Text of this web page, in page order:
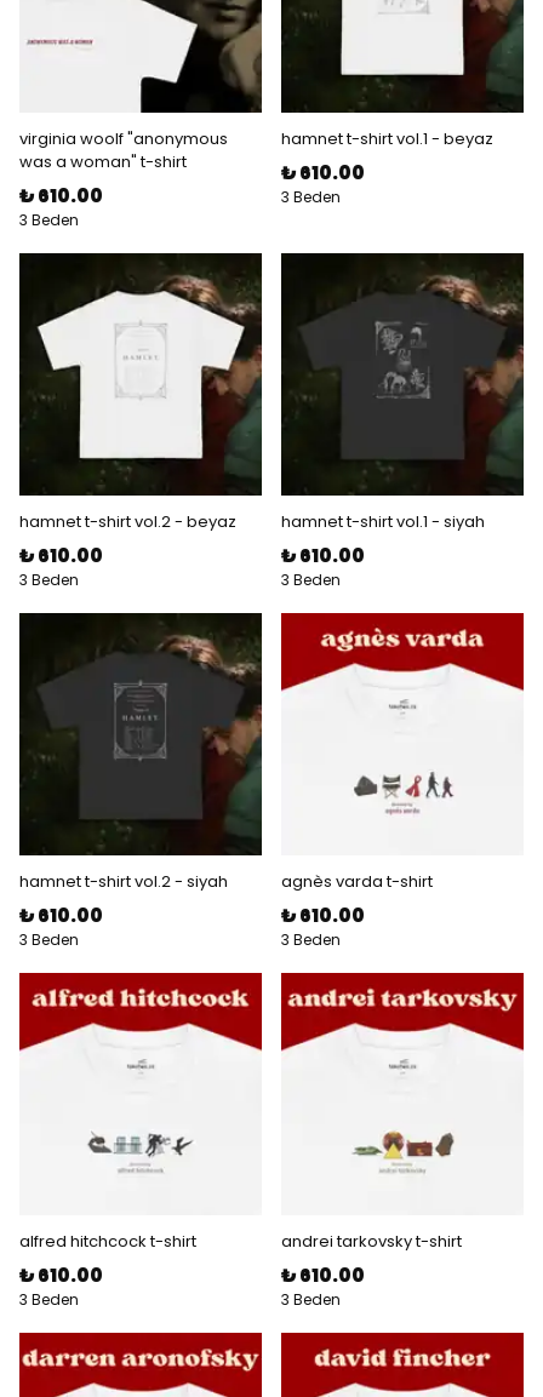
virginia woolf "anonymous
was a woman" t-shirt
₺ 610.00
3 Beden
hamnet t-shirt vol.1 - beyaz
₺ 610.00
3 Beden
hamnet t-shirt vol.2 - beyaz
₺ 610.00
3 Beden
hamnet t-shirt vol.1 - siyah
₺ 610.00
3 Beden
hamnet t-shirt vol.2 - siyah
₺ 610.00
3 Beden
agnès varda t-shirt
₺ 610.00
3 Beden
alfred hitchcock t-shirt
₺ 610.00
3 Beden
andrei tarkovsky t-shirt
₺ 610.00
3 Beden